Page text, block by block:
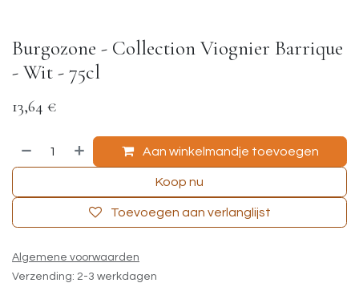
Burgozone - Collection Viognier Barrique
- Wit - 75cl
13,64 €
Aan winkelmandje toevoegen
Koop nu
Toevoegen aan verlanglijst
Algemene voorwaarden
Verzending: 2-3 werkdagen